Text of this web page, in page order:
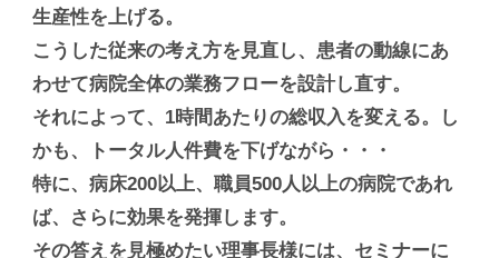
生産性を上げる。
こうした従来の考え方を見直し、患者の動線にあ
わせて病院全体の業務フローを設計し直す。
それによって、1時間あたりの総収入を変える。し
かも、トータル人件費を下げながら ・・・
特に、病床200以上、職員500人以上の病院であれ
ば、さらに効果を発揮します。
その答えを見極めたい理事長様には、セミナーに